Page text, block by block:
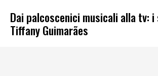
Dai palcoscenici musicali alla tv:
Tiffany Guimarães